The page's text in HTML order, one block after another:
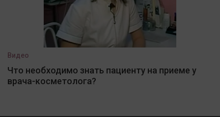
Видео
Что необходимо знать пациенту на приеме у
врача-косметолога?